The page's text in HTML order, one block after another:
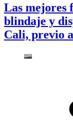
Las mejores
blindaje y
Cali, previo